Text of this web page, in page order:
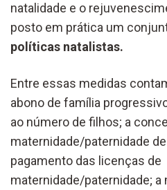
natalidade e o
posto em prática um
políticas natalistas.
Entre essas medidas
abono de família
ao número de filhos; a
maternidade/paternidade
pagamento das licenças de
maternidade/paternidade; a